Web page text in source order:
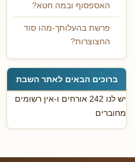
האספסוף ובמה חטא?
פרשת בהעלותך-מהו סוד
החצוצרות?
ברוכים הבאים לאתר השבת
יש לנו 242 אורחים ו-אין רשומים
מחוברים